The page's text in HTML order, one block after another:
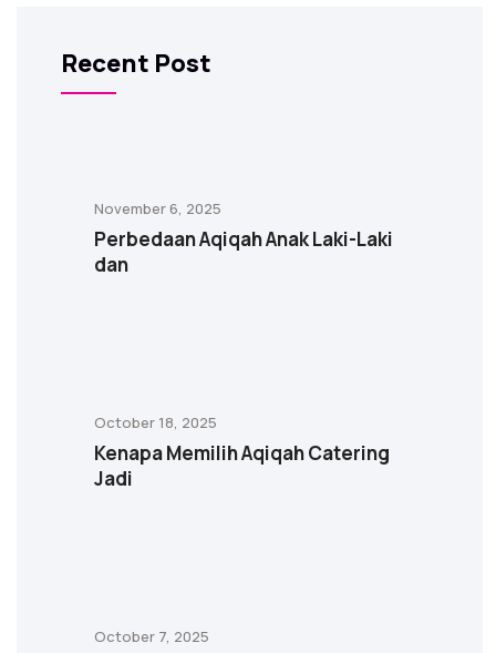
Recent Post
November 6, 2025
Perbedaan Aqiqah Anak Laki-Laki
dan
October 18, 2025
Kenapa Memilih Aqiqah Catering
Jadi
October 7, 2025